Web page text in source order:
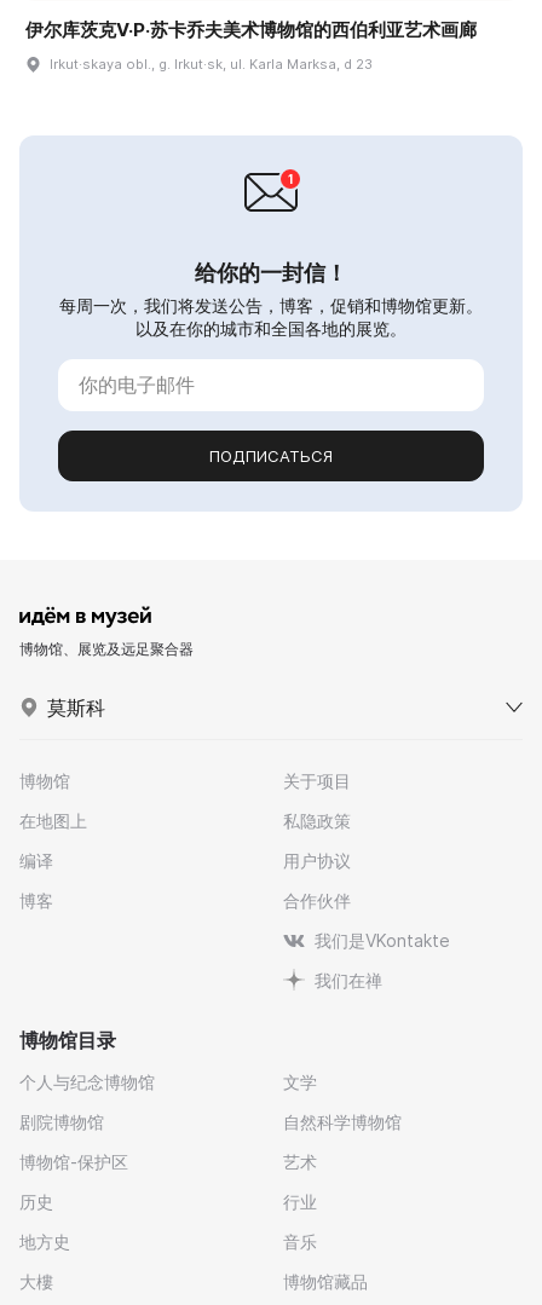
伊尔库茨克V·P·苏卡乔夫美术博物馆的西伯利亚艺术画廊
Irkut·skaya obl., g. Irkut·sk, ul. Karla Marksa, d 23
给你的一封信！
每周一次，我们将发送公告，博客，促销和博物馆更新。
以及在你的城市和全国各地的展览。
ПОДПИСАТЬСЯ
博物馆、展览及远足聚合器
莫斯科
博物馆
在地图上
编译
博客
关于项目
私隐政策
用户协议
合作伙伴
我们是VKontakte
我们在禅
博物馆目录
个人与纪念博物馆
剧院博物馆
博物馆-保护区
历史
地方史
大樓
文学
自然科学博物馆
艺术
行业
音乐
博物馆藏品